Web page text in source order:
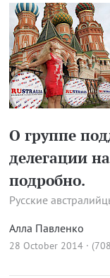
О группе
делегации
подробно.
Русские
Алла Павленко
28 October 2014 ·